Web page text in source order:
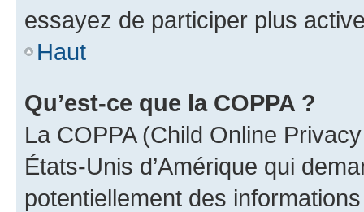
essayez de participer plus
Haut
Qu’est-ce que la COPPA ?
La COPPA (Child Online
États-Unis d’Amérique qui
potentiellement des